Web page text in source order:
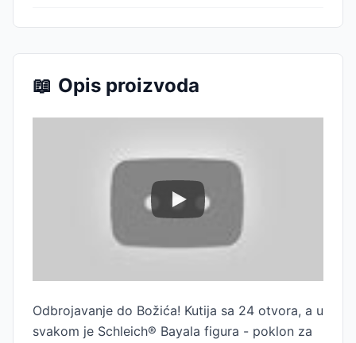
📖 Opis proizvoda
Odbrojavanje do Božića! Kutija sa 24 otvora, a u
svakom je Schleich® Bayala figura - poklon za